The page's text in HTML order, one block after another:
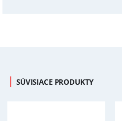
SÚVISIACE PRODUKTY